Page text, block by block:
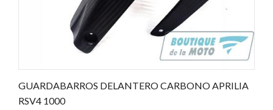
GUARDABARROS DELANTERO CARBONO APRILIA
RSV4 1000